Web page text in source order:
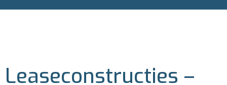
Leaseconstructies –